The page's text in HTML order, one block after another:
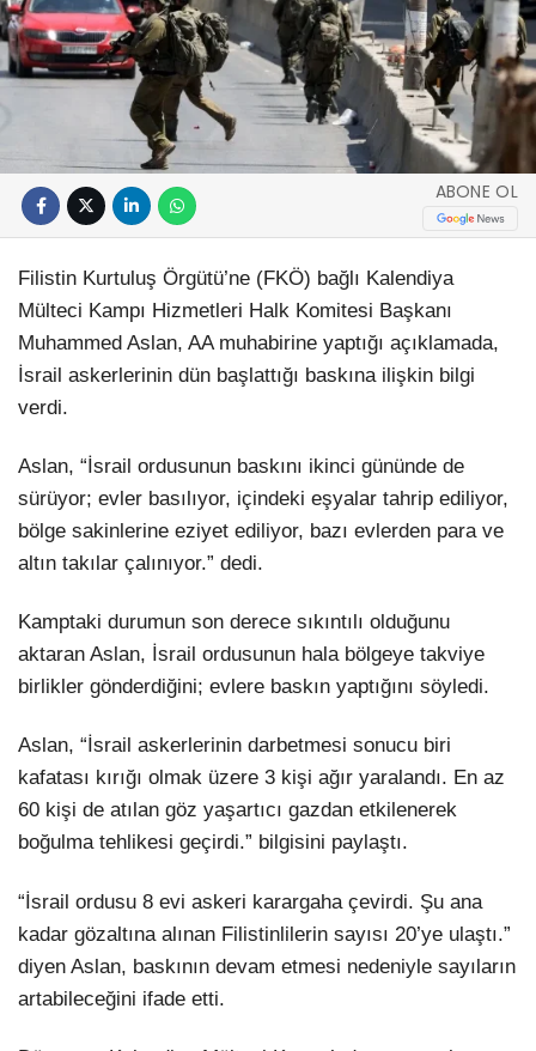
ABONE OL
Filistin Kurtuluş Örgütü’ne (FKÖ) bağlı Kalendiya
Mülteci Kampı Hizmetleri Halk Komitesi Başkanı
Muhammed Aslan, AA muhabirine yaptığı açıklamada,
İsrail askerlerinin dün başlattığı baskına ilişkin bilgi
verdi.
Aslan, “İsrail ordusunun baskını ikinci gününde de
sürüyor; evler basılıyor, içindeki eşyalar tahrip ediliyor,
bölge sakinlerine eziyet ediliyor, bazı evlerden para ve
altın takılar çalınıyor.” dedi.
Kamptaki durumun son derece sıkıntılı olduğunu
aktaran Aslan, İsrail ordusunun hala bölgeye takviye
birlikler gönderdiğini; evlere baskın yaptığını söyledi.
Aslan, “İsrail askerlerinin darbetmesi sonucu biri
kafatası kırığı olmak üzere 3 kişi ağır yaralandı. En az
60 kişi de atılan göz yaşartıcı gazdan etkilenerek
boğulma tehlikesi geçirdi.” bilgisini paylaştı.
“İsrail ordusu 8 evi askeri karargaha çevirdi. Şu ana
kadar gözaltına alınan Filistinlilerin sayısı 20’ye ulaştı.”
diyen Aslan, baskının devam etmesi nedeniyle sayıların
artabileceğini ifade etti.